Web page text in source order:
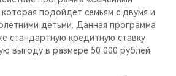
которая подойдет семьям с двумя и
детьми. Данная программа
стандартную кредитную ставку
выгоду в размере 50 000 рублей.